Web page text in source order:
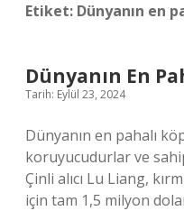
Etiket: Dünyanın en
Dünyanın En
Tarih: Eylül 23, 2024
Dünyanın en pahalı
koruyucudurlar ve
Çinli alıcı Lu Liang,
için tam 1,5 milyon